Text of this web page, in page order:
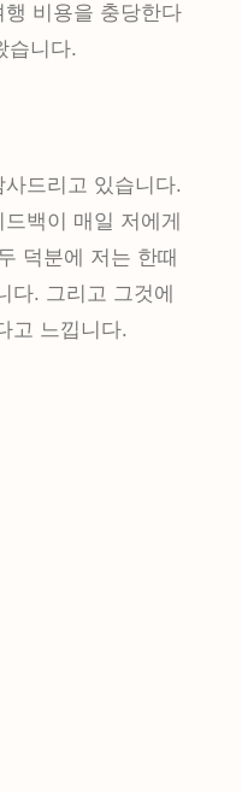
비용을 충당한다
습니다.
드리고 있습니다.
백이 매일 저에게
덕분에 저는 한때
다. 그리고 그것에
고 느낍니다.